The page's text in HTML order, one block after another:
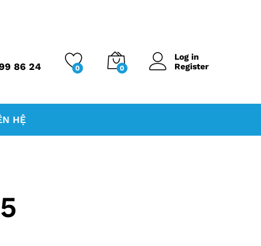
86 24 0 0
Log in
Register
HỆ